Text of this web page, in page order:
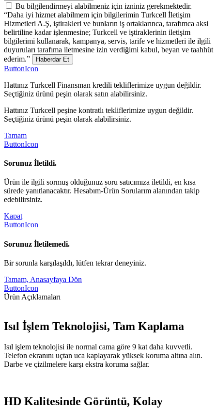
Bu bilgilendirmeyi alabilmeniz için izniniz gerekmektedir.
“Daha iyi hizmet alabilmem için bilgilerimin Turkcell İletişim
Hizmetleri A.Ş, iştirakleri ve bunların iş ortaklarınca, tarafımca aksi
belirtiline kadar işlenmesine; Turkcell ve iştiraklerinin iletişim
bilgilerimi kullanarak, kampanya, servis, tarife ve hizmetleri ile ilgili
duyuruları tarafıma iletmesine izin verdiğimi kabul, beyan ve taahhüt
ederim.”
Haberdar Et
ButtonIcon
Hattınız Turkcell Finansman kredili tekliflerimize uygun değildir.
Seçtiğiniz ürünü peşin olarak satın alabilirsiniz.
Hattınız Turkcell peşine kontratlı tekliflerimize uygun değildir.
Seçtiğiniz ürünü peşin olarak alabilirsiniz.
Tamam
ButtonIcon
Sorunuz İletildi.
Ürün ile ilgili sormuş olduğunuz soru satıcımıza iletildi, en kısa
sürede yanıtlanacaktır. Hesabım-Ürün Sorularım alanından takip
edebilirsiniz.
Kapat
ButtonIcon
Sorunuz İletilemedi.
Bir sorunla karşılaşıldı, lütfen tekrar deneyiniz.
Tamam, Anasayfaya Dön
ButtonIcon
Ürün Açıklamaları
Isıl İşlem Teknolojisi, Tam Kaplama
Isıl işlem teknolojisi ile normal cama göre 9 kat daha kuvvetli.
Telefon ekranını uçtan uca kaplayarak yüksek koruma altına alın.
Darbe ve çizilmelere karşı ekstra koruma sağlar.
HD Kalitesinde Görüntü, Kolay